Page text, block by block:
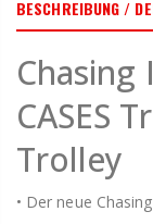
BESCHREIBUNG /
Chasing
CASES
Trolley
• Der neue